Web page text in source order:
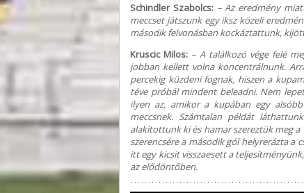
Schindler Szabolcs: – Az eredmény
meccset játszunk egy iksz közeli
második felvonásban kockáztattunk,
Kruscic Milos: – A találkozó vége felé
jobban kellett volna koncentrálnunk.
percekig küzdeni fognak, hiszen a
téve próbál mindent beleadni. Nem
ilyen az, amikor a kupában egy
meccsnek. Számtalan példát
alakítottunk ki és hamar szereztük meg
szerencsére a második gól helyrerázta a
itt egy kicsit visszaesett a
az elődöntőben.